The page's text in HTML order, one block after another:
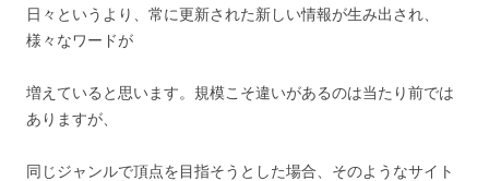
日々というより、常に更新された新しい情報が生み出され、
様々なワードが
増えていると思います。規模こそ違いがあるのは当たり前では
ありますが、
同じジャンルで頂点を目指そうとした場合、そのようなサイト